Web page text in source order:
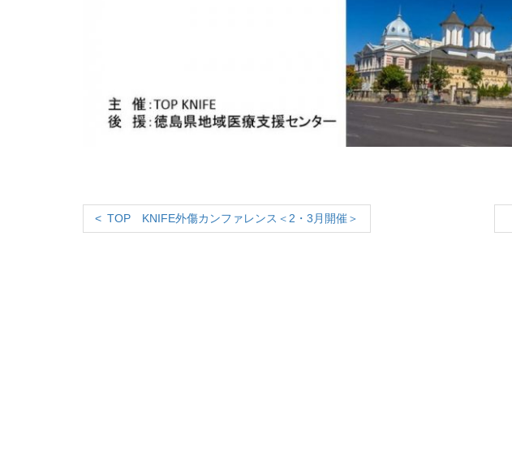
TOP KNIFE外傷カンファレンス＜2・3月開催＞